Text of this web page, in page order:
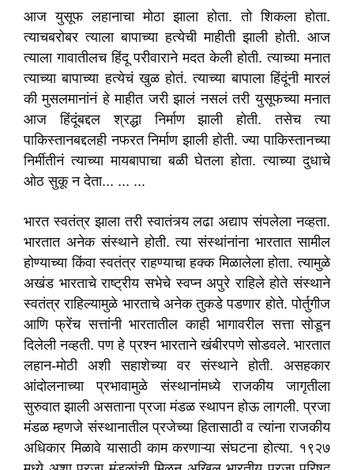
आज युसूफ लहानाचा मोठा झाला होता. तो शिकला होता.
त्याचबरोबर त्याला बापाच्या हत्येची माहीती झाली होती. आज
त्याला गावातीलच हिंदू परीवाराने मदत केली होती. त्याच्या मनात
त्याच्या बापाच्या हत्येचं खुळ होतं. त्याच्या बापाला हिंदूंनी मारलं
की मुसलमानांनं हे माहीत जरी झालं नसलं तरी युसूफच्या मनात
आज हिंदूंबद्दल श्रद्धा निर्माण झाली होती. तसेच त्या
पाकिस्तानबद्दलही नफरत निर्माण झाली होती. ज्या पाकिस्तानच्या
निर्मीतीनं त्याच्या मायबापाचा बळी घेतला होता. त्याच्या दुधाचे
ओठ सुकू न देता... ... ...
भारत स्वतंत्र झाला तरी स्वातंत्र्य लढा अद्याप संपलेला नव्हता.
भारतात अनेक संस्थाने होती. त्या संस्थांनांना भारतात सामील
होण्याच्या किंवा स्वतंत्र राहण्याचा हक्क मिळालेला होता. त्यामुळे
अखंड भारताचे राष्ट्रीय सभेचे स्वप्न अपुरे राहिले होते संस्थाने
स्वतंत्र राहिल्यामुळे भारताचे अनेक तुकडे पडणार होते. पोर्तुगीज
आणि फ्रेंच सत्तांनी भारतातील काही भागावरील सत्ता सोडून
दिलेली नव्हती. पण हे प्रश्न भारताने खंबीरपणे सोडवले. भारतात
लहान-मोठी अशी सहाशेच्या वर संस्थाने होती. असहकार
आंदोलनाच्या प्रभावामुळे संस्थानांमध्ये राजकीय जागृतीला
सुरुवात झाली असताना प्रजा मंडळ स्थापन होऊ लागली. प्रजा
मंडळ म्हणजे संस्थानातील प्रजेच्या हितासाठी व त्यांना राजकीय
अधिकार मिळावे यासाठी काम करणाऱ्या संघटना होत्या. १९२७